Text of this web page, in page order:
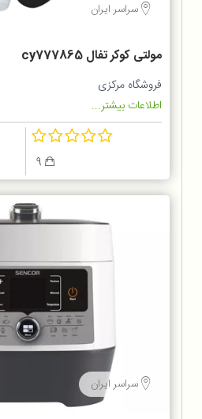
سراسر ایران
مولتی کوکر تفال cy777865
فروشگاه مرکزی
اطلاعات بیشتر...
سراسر ایران